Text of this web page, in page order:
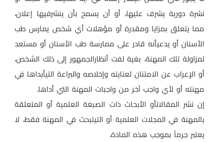
نشرة دورية يشرف عليها، أو أن يسمح بأن ينشرفيها إعلان،
مما يتعلق بمزايا ومقدرة أو مؤهلات أي شخص يمارس طب
الأسنان أو يدعيأنه قادر على ممارسة طب الأسنان أو مستعد
لمزاولة تلك المهنة، بغية لفت أنظارالجمهور إلى ذلك الشخص،
أو الإعراب عن الامتنان لعنايته وإخلاصه والبراعة التيأبداها في
مهنته أو لأي واجب آخر من واجبات المهنة التي أداها.
إن نشر المقالاتأو الأبحاث ذات الصبغة العلمية أو المتعلقة
بالمهنة في المجلات العلمية أو التيتبحث في المهنة فقط، لا
يعتبر جرماً بموجب هذه المادة.